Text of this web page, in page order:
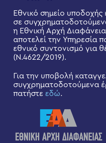
Εθνικό σημείο
σε
η Εθνική Αρχή
αποτελεί την Υπηρεσία
εθνικό συντονισμό για
(Ν.4622/2019).
Για την υποβολή
συγχρηματοδοτούμενα
πατήστε εδώ.